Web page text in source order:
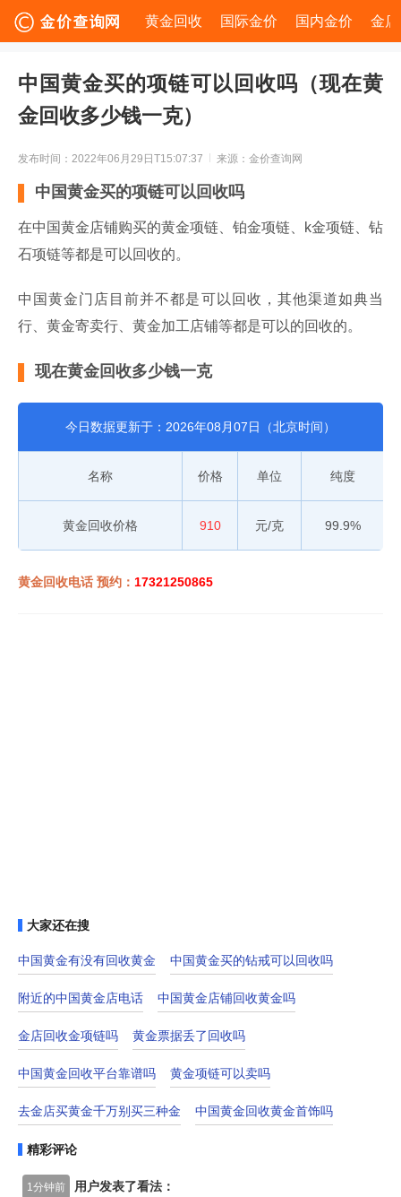
黄金回收 国际金价 国内金价 金
中国黄金买的项链可以回收吗（现在黄
金回收多少钱一克）
发布时间：2022年06月29日T15:07:37 来源：金价查询网
中国黄金买的项链可以回收吗
在中国黄金店铺购买的黄金项链、铂金项链、k金项链、钻
石项链等都是可以回收的。
中国黄金门店目前并不都是可以回收，其他渠道如典当
行、黄金寄卖行、黄金加工店铺等都是可以的回收的。
现在黄金回收多少钱一克
今日数据更新于：2026年08月07日（北京时间）
名称 价格 单位 纯度
黄金回收价格 910 元/克 99.9%
黄金回收电话 预约： 17321250865
大家还在搜
中国黄金有没有回收黄金 中国黄金买的钻戒可以回收吗
附近的中国黄金店电话 中国黄金店铺回收黄金吗
金店回收金项链吗 黄金票据丢了回收吗
中国黄金回收平台靠谱吗 黄金项链可以卖吗
去金店买黄金千万别买三种金 中国黄金回收黄金首饰吗
精彩评论
1分钟前 用户发表了看法：